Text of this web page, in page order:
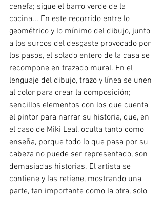
cenefa; sigue el barro verde de la
cocina... En este recorrido entre lo
geométrico y lo mínimo del dibujo, junto
a los surcos del desgaste provocado por
los pasos, el solado entero de la casa se
recompone en trazado mural. En el
lenguaje del dibujo, trazo y línea se unen
al color para crear la composición;
sencillos elementos con los que cuenta
el pintor para narrar su historia, que, en
el caso de Miki Leal, oculta tanto como
enseña, porque todo lo que pasa por su
cabeza no puede ser representado, son
demasiadas historias. El artista se
contiene y las retiene, mostrando una
parte, tan importante como la otra, solo